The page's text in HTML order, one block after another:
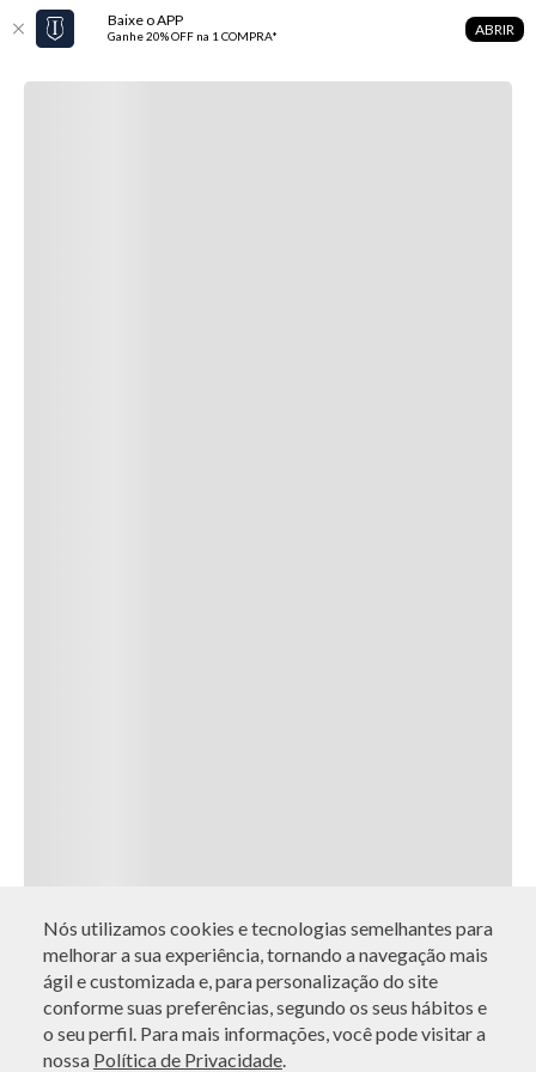
Baixe o APP
Ganhe 20% OFF na 1 COMPRA* ABRIR
Nós utilizamos cookies e tecnologias semelhantes para
melhorar a sua experiência, tornando a navegação mais
ágil e customizada e, para personalização do site
conforme suas preferências, segundo os seus hábitos e
o seu perfil. Para mais informações, você pode visitar a
nossa Política de Privacidade.